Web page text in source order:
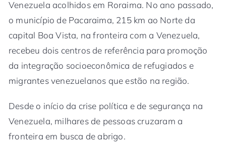
Venezuela acolhidos em Roraima. No ano passado,
o município de Pacaraima, 215 km ao Norte da
capital Boa Vista, na fronteira com a Venezuela,
recebeu dois centros de referência para promoção
da integração socioeconômica de refugiados e
migrantes venezuelanos que estão na região.
Desde o início da crise política e de segurança na
Venezuela, milhares de pessoas cruzaram a
fronteira em busca de abrigo.